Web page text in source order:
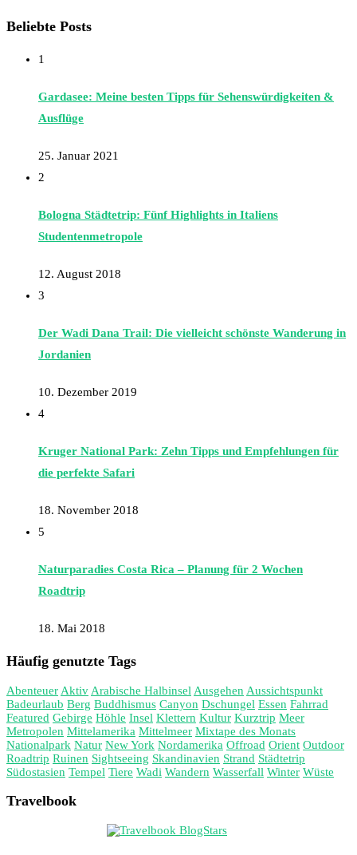
Beliebte Posts
1
Gardasee: Meine besten Tipps für Sehenswürdigkeiten &
Ausflüge
25. Januar 2021
2
Bologna Städtetrip: Fünf Highlights in Italiens
Studentenmetropole
12. August 2018
3
Der Wadi Dana Trail: Die vielleicht schönste Wanderung in
Jordanien
10. Dezember 2019
4
Kruger National Park: Zehn Tipps und Empfehlungen für
die perfekte Safari
18. November 2018
5
Naturparadies Costa Rica – Planung für 2 Wochen
Roadtrip
18. Mai 2018
Häufig genutzte Tags
Abenteuer Aktiv Arabische Halbinsel Ausgehen Aussichtspunkt
Badeurlaub Berg Buddhismus Canyon Dschungel Essen Fahrrad
Featured Gebirge Höhle Insel Klettern Kultur Kurztrip Meer
Metropolen Mittelamerika Mittelmeer Mixtape des Monats
Nationalpark Natur New York Nordamerika Offroad Orient Outdoor
Roadtrip Ruinen Sightseeing Skandinavien Strand Städtetrip
Südostasien Tempel Tiere Wadi Wandern Wasserfall Winter Wüste
Travelbook